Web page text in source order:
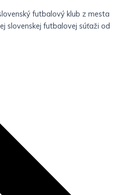
futbalový klub z mesta
slovenskej futbalovej súťaži od